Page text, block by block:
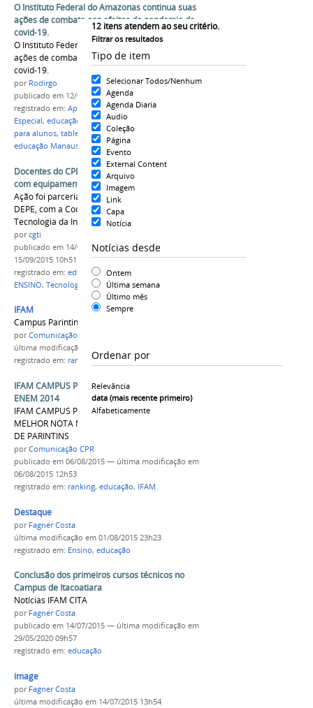
12 itens atendem ao seu critério.
Filtrar os resultados
Tipo de item
Selecionar Todos/Nenhum
Agenda
Agenda Diaria
Audio
Coleção
Página
Evento
External Content
Arquivo
Imagem
Link
Capa
Notícia
Notícias desde
Ontem
Última semana
Último mês
Sempre
Ordenar por
Relevância
data (mais recente primeiro)
Alfabeticamente
O Instituto Federal do Amazonas continua suas
ações de combate aos efeitos da pandemia de
covid-19.
O Instituto Federal do Amazonas continua suas
ações de combate aos efeitos da pandemia de
covid-19.
por Rodirgo
publicado em 12/08/2021
registrado em: Aperfeiçoamento em Educação
Especial, educação #IFAM,Reitor do IFAM
para alunos, tablets educação no amazonas
educação Manaus
Jaime ifam
Docentes do CPRF participam de treinamento
com equipamentos digitais
Ação foi parceria do Departamento de Ensino -
DEPE, com a Coordenação de Gestão da
Tecnologia da Informação - CGTI
porcgti
publicado em 14/08/2015—última modificação
15/09/2015 10h51
registrado em: educação treinamento
ENSINO, Tecnologia CGTI ,DEPE
IFAM
Campus Parintins
porComunicação CPR
última modificação
registrado em: ranking,educação ,IFAM
IFAM CAMPUS PARINTINS LIDERA RANKING NO
ENEM 2014
IFAM CAMPUS PARINTINS LIDERA RANKING DE
MELHOR NOTA NO ENEM 2014 NO MUNICIPIO
DE PARINTINS
porComunicação CPR
publicado em 06/08/2015 — última modificação em
06/08/2015 12h53
registrado em: ranking, educação, IFAM
Destaque
por Fagner Costa
última modificação em 01/08/2015 23h23
registrado em: Ensino, educação
Conclusão dos primeiros cursos técnicos no
Campus de Itacoatiara
Notícias IFAM CITA
por Fagner Costa
publicado em 14/07/2015 — última modificação em
29/05/2020 09h57
registrado em: educação
image
por Fagner Costa
última modificação em 14/07/2015 13h54